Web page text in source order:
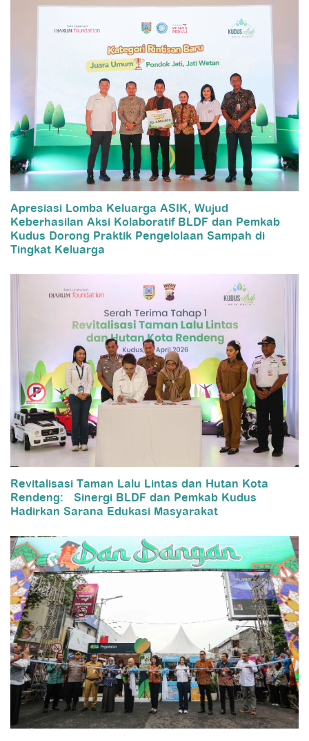
Apresiasi Lomba Keluarga ASIK, Wujud
Keberhasilan Aksi Kolaboratif BLDF dan Pemkab
Kudus Dorong Praktik Pengelolaan Sampah di
Tingkat Keluarga
Revitalisasi Taman Lalu Lintas dan Hutan Kota
Rendeng: Sinergi BLDF dan Pemkab Kudus
Hadirkan Sarana Edukasi Masyarakat